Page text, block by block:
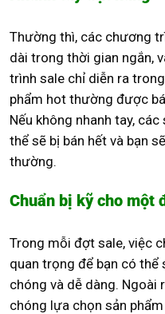
Thường thì, các chương
dài trong thời gian ngắn,
trình sale chỉ diễn ra
phẩm hot thường được
Nếu không nhanh tay,
thể sẽ bị bán hết và bạn
thường.
Chuẩn bị kỹ cho một
Trong mỗi đợt sale, việc
quan trọng để bạn có thể
chóng và dễ dàng. Ngoài
chóng lựa chọn sản